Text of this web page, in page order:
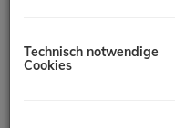
Technisch notwendige
Cookies